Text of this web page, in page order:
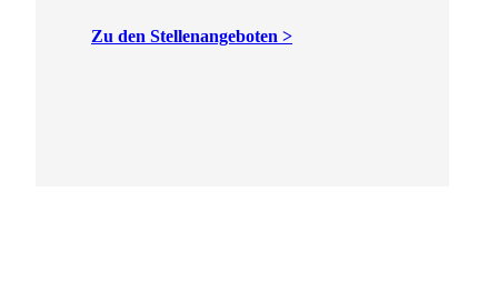
Zu den Stellenangeboten >